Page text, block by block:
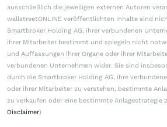
ausschließlich die jeweiligen externen Autoren
wallstreetONLINE veröffentlichten Inhalte sind
Smartbroker Holding AG, ihrer verbundenen
ihrer Mitarbeiter bestimmt und spiegeln nicht
und Auffassungen ihrer Organe oder ihrer
verbundenen Unternehmen wider. Sie sind
durch die Smartbroker Holding AG, ihre
oder ihrer Mitarbeiter zu verstehen, bestimmte
zu verkaufen oder eine bestimmte Anlagestrategie
Disclaimer)